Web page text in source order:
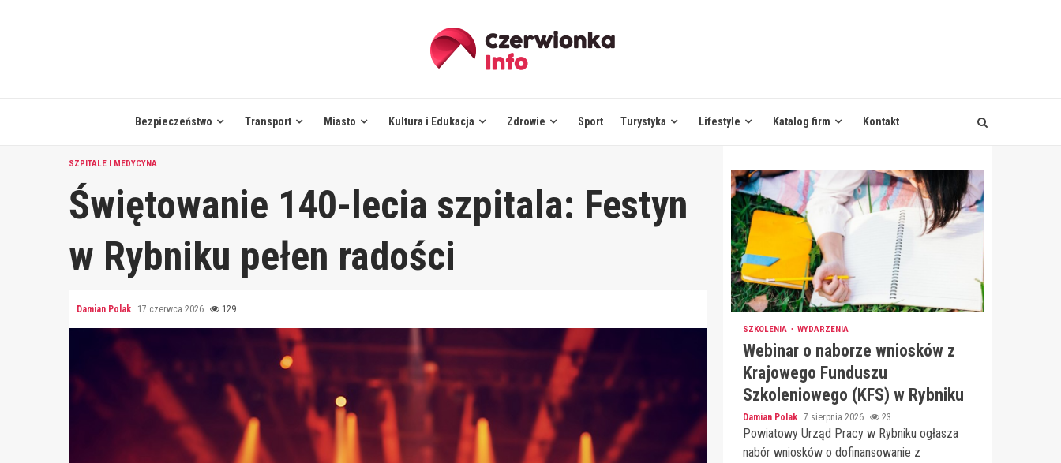
Bezpieczeństwo Transport Miasto Kultura i Edukacja Zdrowie Sport Turystyka Lifestyle Katalog firm Kontakt
SZPITALE I MEDYCYNA
Świętowanie 140-lecia szpitala: Festyn
w Rybniku pełen radości
Damian Polak 17 czerwca 2026 129
SZKOLENIA WYDARZENIA
Webinar o naborze wniosków z
Krajowego Funduszu
Szkoleniowego (KFS) w Rybniku
Damian Polak 7 sierpnia 2026 23
Powiatowy Urząd Pracy w Rybniku ogłasza
nabór wniosków o dofinansowanie z